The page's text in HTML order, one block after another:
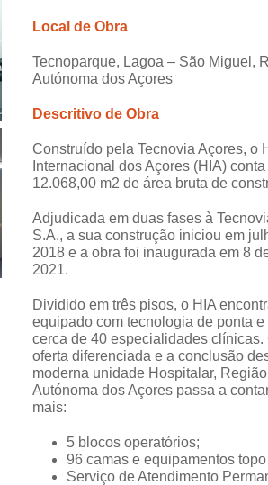
Local de Obra
Tecnoparque, Lagoa – São Miguel,
Autónoma dos Açores
Descritivo de Obra
Construído pela Tecnovia Açores, o
Internacional dos Açores (HIA)
12.068,00 m2 de área bruta de
Adjudicada em duas fases à
S.A., a sua construção iniciou em
2018 e a obra foi inaugurada em 8
2021.
Dividido em três pisos, o HIA
equipado com tecnologia de ponta e
cerca de 40 especialidades clínicas.
oferta diferenciada e a conclusão
moderna unidade Hospitalar, Região
Autónoma dos Açores passa a
mais:
5 blocos operatórios;
96 camas e equipamentos
Serviço de Atendimento